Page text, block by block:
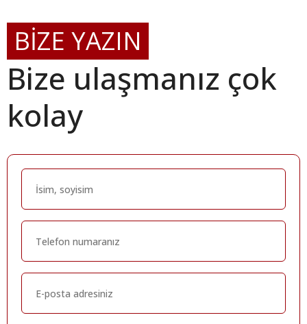
BİZE YAZIN
Bize ulaşmanız çok
kolay